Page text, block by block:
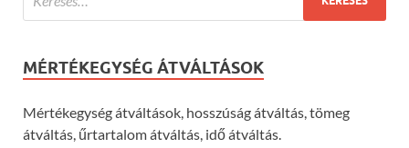
MÉRTÉKEGYSÉG ÁTVÁLTÁSOK
Mértékegység átváltások, hosszúság átváltás, tömeg
átváltás, űrtartalom átváltás, idő átváltás.